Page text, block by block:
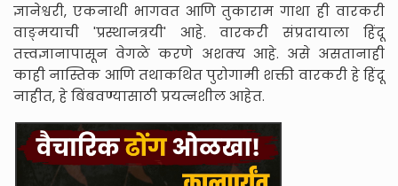
ज्ञानेश्वरी, एकनाथी भागवत आणि तुकाराम गाथा ही वारकरी
वाङ्मयाची 'प्रस्थानत्रयी' आहे. वारकरी संप्रदायाला हिंदू
तत्त्वज्ञानापासून वेगळे करणे अशक्य आहे. असे असतानाही
काही नास्तिक आणि तथाकथित पुरोगामी शक्ती वारकरी हे हिंदू
नाहीत, हे बिंबवण्यासाठी प्रयत्नशील आहेत.